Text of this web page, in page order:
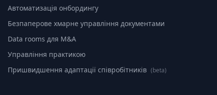
Автоматизація онбордингу
Безпаперове хмарне управління документами
Data rooms для M&A
Управління практикою
Пришвидшення адаптації співробітників (beta)